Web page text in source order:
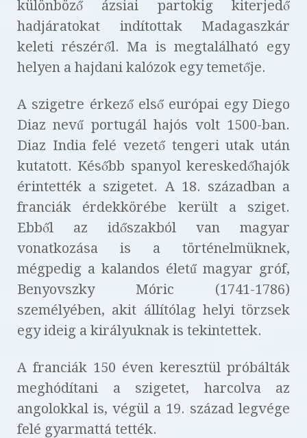
különböző ázsiai partokig kiterjedő
hadjáratokat indítottak Madagaszkár
keleti részéről. Ma is megtalálható egy
helyen a hajdani kalózok egy temetője.
A szigetre érkező első európai egy Diego
Diaz nevű portugál hajós volt 1500-ban.
Diaz India felé vezető tengeri utak után
kutatott. Később spanyol kereskedőhajók
érintették a szigetet. A 18. században a
franciák érdekkörébe került a sziget.
Ebből az időszakból van magyar
vonatkozása is a történelmüknek,
mégpedig a kalandos életű magyar gróf,
Benyovszky Móric (1741-1786)
személyében, akit állítólag helyi törzsek
egy ideig a királyuknak is tekintettek.
A franciák 150 éven keresztül próbálták
meghódítani a szigetet, harcolva az
angolokkal is, végül a 19. század legvége
felé gyarmattá tették.